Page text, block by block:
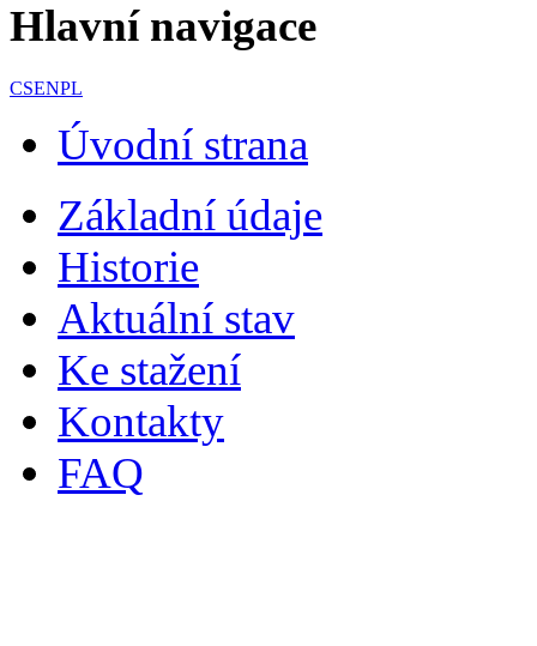
Hlavní navigace
CSENPL
Úvodní strana
Základní údaje
Historie
Aktuální stav
Ke stažení
Kontakty
FAQ